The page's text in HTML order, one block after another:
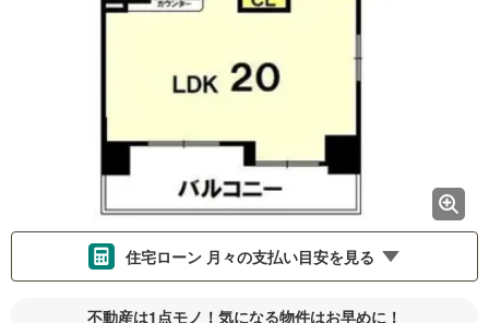
住宅ローン 月々の支払い目安を見る
不動産は1点モノ！気になる物件はお早めに！